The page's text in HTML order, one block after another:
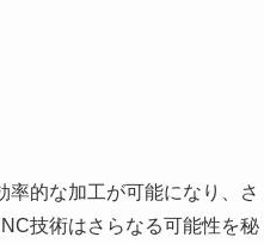
的な加工が可能になり、さ
技術はさらなる可能性を秘